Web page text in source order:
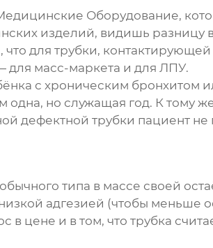
Оборудование,
изделий, видишь разницу
для трубки,
для масс-маркета и для ЛПУ.
с хроническим бронхитом
но служащая год. К тому
дефектной трубки пациент
типа в массе своей
адгезией (чтобы меньше
цене и в том, что трубка